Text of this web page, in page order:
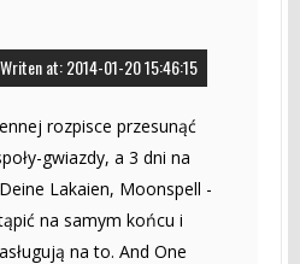
Writen at: 2014-01-20 15:46:15
rozpisce przesunąć
gwiazdy, a 3 dni na
Lakaien, Moonspell -
na samym końcu i
na to. And One